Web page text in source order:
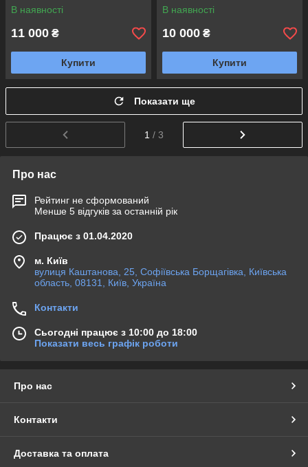
В наявності
11 000 ₴
Купити
В наявності
10 000 ₴
Купити
Показати ще
1 / 3
Про нас
Рейтинг не сформований
Менше 5 відгуків за останній рік
Працює з 01.04.2020
м. Київ
вулиця Каштанова, 25, Софіївська Борщагівка, Київська
область, 08131, Київ, Україна
Контакти
Сьогодні працює з 10:00 до 18:00
Показати весь графік роботи
Про нас
Контакти
Доставка та оплата